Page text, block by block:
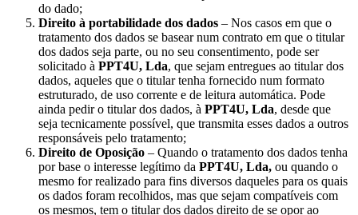
do dado;
Direito à portabilidade dos dados – Nos casos em que o
tratamento dos dados se basear num contrato em que o titular
dos dados seja parte, ou no seu consentimento, pode ser
solicitado à PPT4U, Lda, que sejam entregues ao titular dos
dados, aqueles que o titular tenha fornecido num formato
estruturado, de uso corrente e de leitura automática. Pode
ainda pedir o titular dos dados, à PPT4U, Lda, desde que
seja tecnicamente possível, que transmita esses dados a outros
responsáveis pelo tratamento;
Direito de Oposição – Quando o tratamento dos dados tenha
por base o interesse legítimo da PPT4U, Lda, ou quando o
mesmo for realizado para fins diversos daqueles para os quais
os dados foram recolhidos, mas que sejam compatíveis com
os mesmos, tem o titular dos dados direito de se opor ao